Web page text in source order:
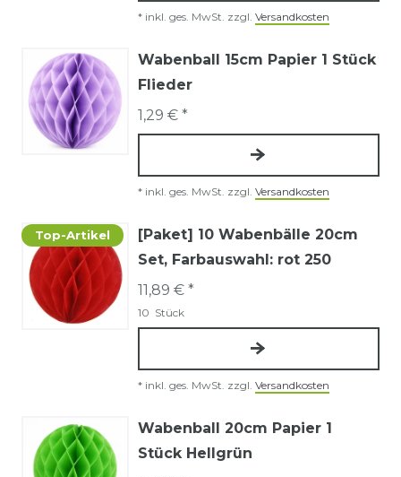
* inkl. ges. MwSt. zzgl. Versandkosten
Wabenball 15cm Papier 1 Stück
Flieder
1,29 € *
* inkl. ges. MwSt. zzgl. Versandkosten
Top-Artikel
[Paket] 10 Wabenbälle 20cm
Set, Farbauswahl: rot 250
11,89 € *
10 Stück
* inkl. ges. MwSt. zzgl. Versandkosten
Wabenball 20cm Papier 1
Stück Hellgrün